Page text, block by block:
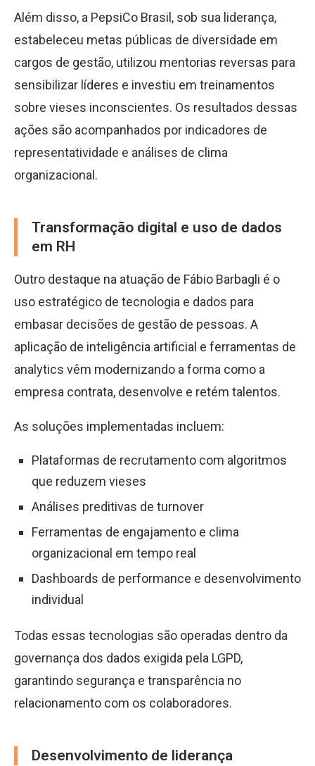
Além disso, a PepsiCo Brasil, sob sua liderança,
estabeleceu metas públicas de diversidade em
cargos de gestão, utilizou mentorias reversas para
sensibilizar líderes e investiu em treinamentos
sobre vieses inconscientes. Os resultados dessas
ações são acompanhados por indicadores de
representatividade e análises de clima
organizacional.
Transformação digital e uso de dados
em RH
Outro destaque na atuação de Fábio Barbagli é o
uso estratégico de tecnologia e dados para
embasar decisões de gestão de pessoas. A
aplicação de inteligência artificial e ferramentas de
analytics vêm modernizando a forma como a
empresa contrata, desenvolve e retém talentos.
As soluções implementadas incluem:
Plataformas de recrutamento com algoritmos
que reduzem vieses
Análises preditivas de turnover
Ferramentas de engajamento e clima
organizacional em tempo real
Dashboards de performance e desenvolvimento
individual
Todas essas tecnologias são operadas dentro da
governança dos dados exigida pela LGPD,
garantindo segurança e transparência no
relacionamento com os colaboradores.
Desenvolvimento de liderança